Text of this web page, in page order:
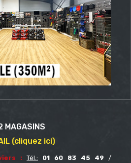
MAGASINS
(cliquez ici)
: Tél.: 01 60 83 45 49 /